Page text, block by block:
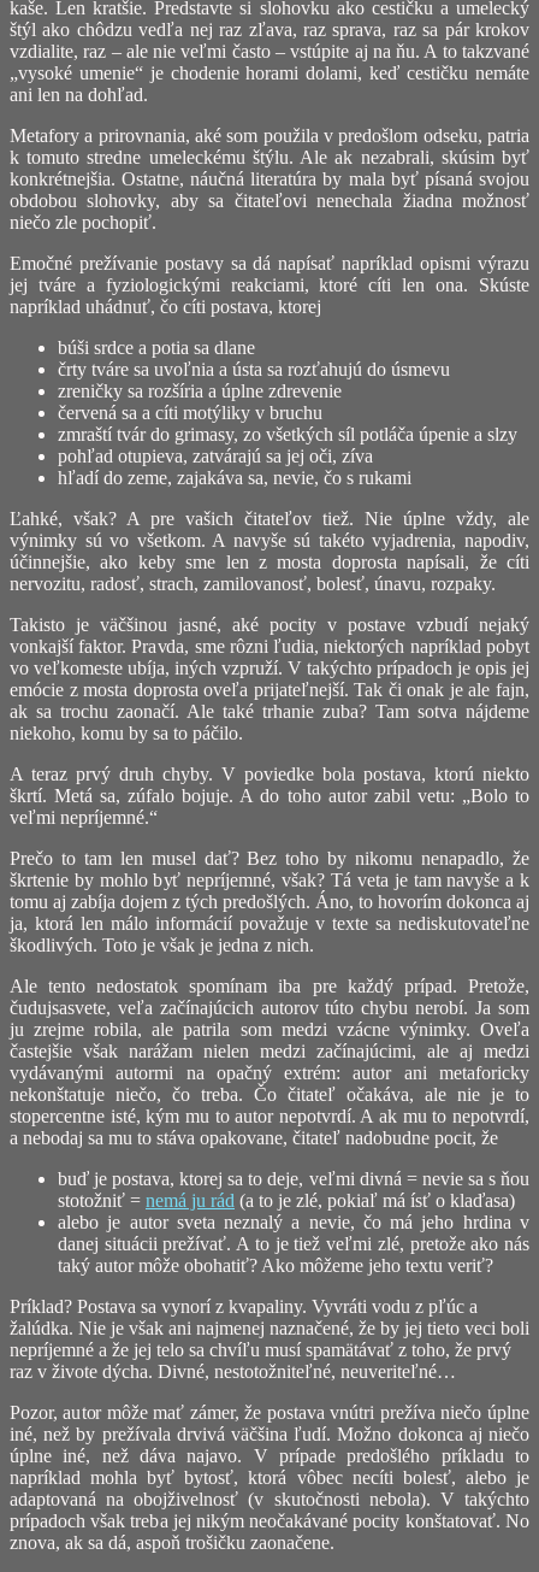
kaše. Len kratšie. Predstavte si slohovku ako cestičku a umelecký
štýl ako chôdzu vedľa nej raz zľava, raz sprava, raz sa pár krokov
vzdialite, raz – ale nie veľmi často – vstúpite aj na ňu. A to takzvané
„vysoké umenie“ je chodenie horami dolami, keď cestičku nemáte
ani len na dohľad.
Metafory a prirovnania, aké som použila v predošlom odseku, patria
k tomuto stredne umeleckému štýlu. Ale ak nezabrali, skúsim byť
konkrétnejšia. Ostatne, náučná literatúra by mala byť písaná svojou
obdobou slohovky, aby sa čitateľovi nenechala žiadna možnosť
niečo zle pochopiť.
Emočné prežívanie postavy sa dá napísať napríklad opismi výrazu
jej tváre a fyziologickými reakciami, ktoré cíti len ona. Skúste
napríklad uhádnuť, čo cíti postava, ktorej
búši srdce a potia sa dlane
črty tváre sa uvoľnia a ústa sa rozťahujú do úsmevu
zreničky sa rozšíria a úplne zdrevenie
červená sa a cíti motýliky v bruchu
zmraští tvár do grimasy, zo všetkých síl potláča úpenie a slzy
pohľad otupieva, zatvárajú sa jej oči, zíva
hľadí do zeme, zajakáva sa, nevie, čo s rukami
Ľahké, však? A pre vašich čitateľov tiež. Nie úplne vždy, ale
výnimky sú vo všetkom. A navyše sú takéto vyjadrenia, napodiv,
účinnejšie, ako keby sme len z mosta doprosta napísali, že cíti
nervozitu, radosť, strach, zamilovanosť, bolesť, únavu, rozpaky.
Takisto je väčšinou jasné, aké pocity v postave vzbudí nejaký
vonkajší faktor. Pravda, sme rôzni ľudia, niektorých napríklad pobyt
vo veľkomeste ubíja, iných vzpruží. V takýchto prípadoch je opis jej
emócie z mosta doprosta oveľa prijateľnejší. Tak či onak je ale fajn,
ak sa trochu zaonačí. Ale také trhanie zuba? Tam sotva nájdeme
niekoho, komu by sa to páčilo.
A teraz prvý druh chyby. V poviedke bola postava, ktorú niekto
škrtí. Metá sa, zúfalo bojuje. A do toho autor zabil vetu: „Bolo to
veľmi nepríjemné.“
Prečo to tam len musel dať? Bez toho by nikomu nenapadlo, že
škrtenie by mohlo byť nepríjemné, však? Tá veta je tam navyše a k
tomu aj zabíja dojem z tých predošlých. Áno, to hovorím dokonca aj
ja, ktorá len málo informácií považuje v texte sa nediskutovateľne
škodlivých. Toto je však je jedna z nich.
Ale tento nedostatok spomínam iba pre každý prípad. Pretože,
čudujsasvete, veľa začínajúcich autorov túto chybu nerobí. Ja som
ju zrejme robila, ale patrila som medzi vzácne výnimky. Oveľa
častejšie však narážam nielen medzi začínajúcimi, ale aj medzi
vydávanými autormi na opačný extrém: autor ani metaforicky
nekonštatuje niečo, čo treba. Čo čitateľ očakáva, ale nie je to
stopercentne isté, kým mu to autor nepotvrdí. A ak mu to nepotvrdí,
a nebodaj sa mu to stáva opakovane, čitateľ nadobudne pocit, že
buď je postava, ktorej sa to deje, veľmi divná = nevie sa s ňou
stotožniť = nemá ju rád (a to je zlé, pokiaľ má ísť o klaďasa)
alebo je autor sveta neznalý a nevie, čo má jeho hrdina v
danej situácii prežívať. A to je tiež veľmi zlé, pretože ako nás
taký autor môže obohatiť? Ako môžeme jeho textu veriť?
Príklad? Postava sa vynorí z kvapaliny. Vyvráti vodu z pľúc a
žalúdka. Nie je však ani najmenej naznačené, že by jej tieto veci boli
nepríjemné a že jej telo sa chvíľu musí spamätávať z toho, že prvý
raz v živote dýcha. Divné, nestotožniteľné, neuveriteľné…
Pozor, autor môže mať zámer, že postava vnútri prežíva niečo úplne
iné, než by prežívala drvivá väčšina ľudí. Možno dokonca aj niečo
úplne iné, než dáva najavo. V prípade predošlého príkladu to
napríklad mohla byť bytosť, ktorá vôbec necíti bolesť, alebo je
adaptovaná na obojživelnosť (v skutočnosti nebola). V takýchto
prípadoch však treba jej nikým neočakávané pocity konštatovať. No
znova, ak sa dá, aspoň trošičku zaonačene.